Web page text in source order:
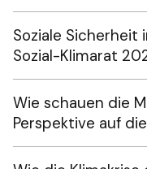
Soziale Sicherheit
Sozial-Klimarat
Wie schauen die
Perspektive auf